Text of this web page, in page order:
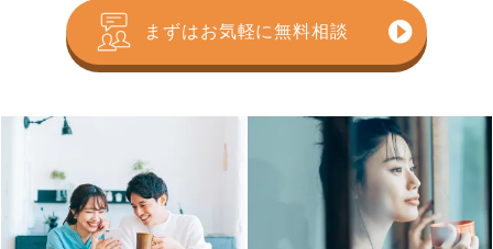
まずはお気軽に無料相談